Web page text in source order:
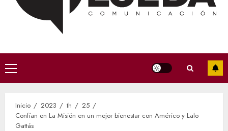
Menú
principal
Inicio 2023 th
25
Confían en La Misión en un mejor bienestar con Américo y Lalo
Gattás